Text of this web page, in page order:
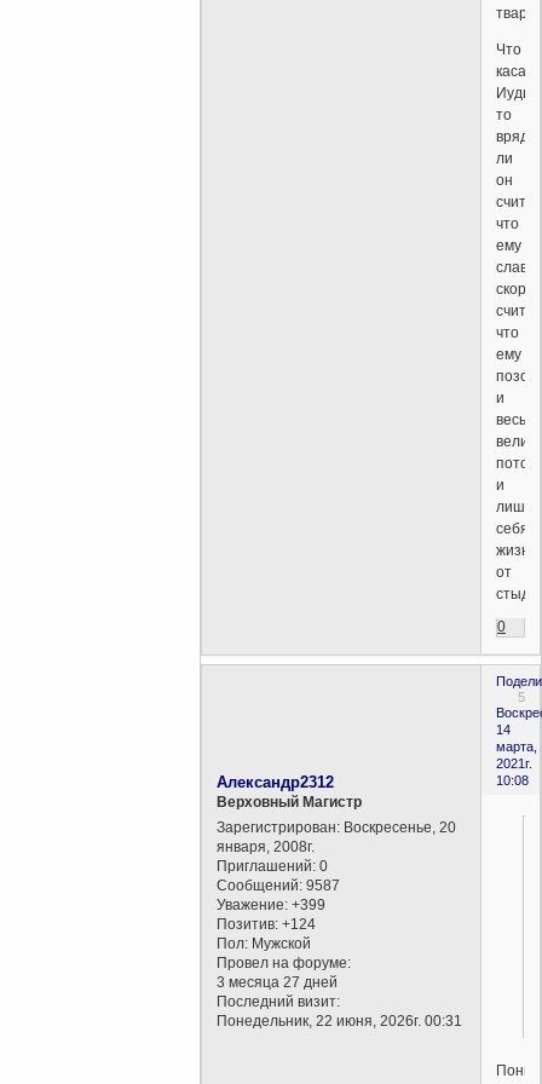
Что
Иуды
то
вряд
ли
он
считал
что
ему
слава,
скорее
считал
что
ему
позор
и
и
лишил
себя
жизни
от
стыда.
0
5
14
марта,
2021г.
10:08
Александр2312
Верховный Магистр
Зарегистрирован: Воскресенье, 20
января, 2008г.
Приглашений: 0
Сообщений: 9587
Уважение: +399
Позитив: +124
Пол: Мужской
Провел на форуме:
3 месяца 27 дней
Последний визит:
Понедельник, 22 июня, 2026г. 00:31